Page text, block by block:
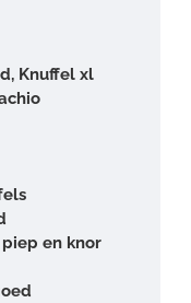
Knuffel xl
en knor